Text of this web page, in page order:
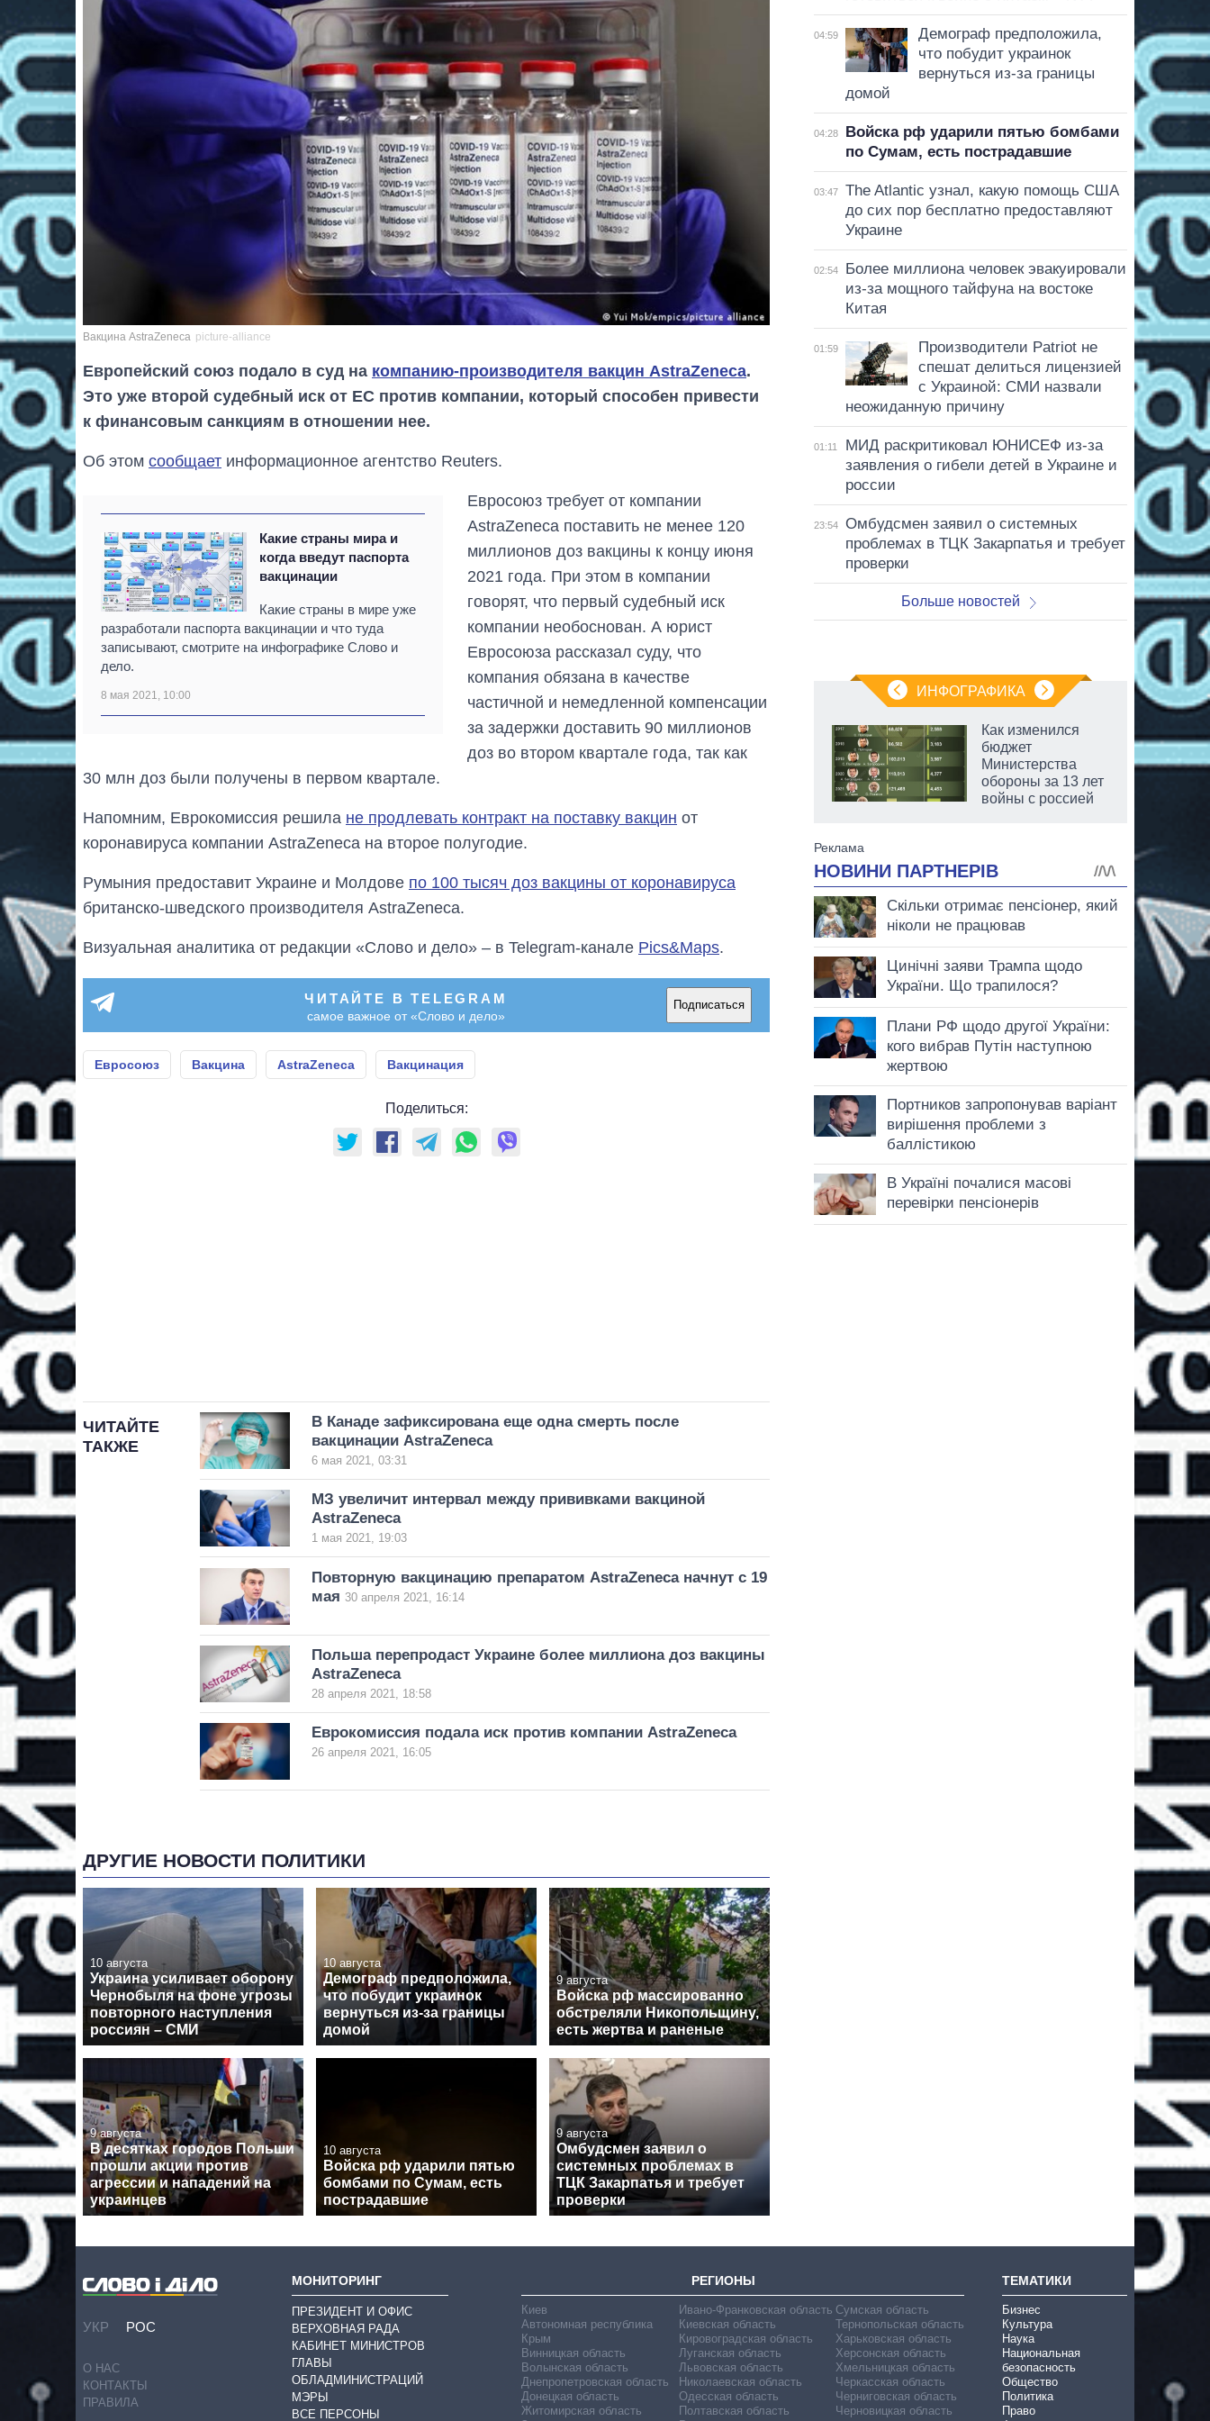
Вакцина AstraZeneca picture-alliance
Европейский союз подало в суд на компанию-производителя вакцин AstraZeneca.
Это уже второй судебный иск от ЕС против компании, который способен привести
к финансовым санкциям в отношении нее.
Об этом сообщает информационное агентство Reuters.
Какие страны мира и
когда введут паспорта
вакцинации
Какие страны в мире уже
разработали паспорта вакцинации и что туда
записывают, смотрите на инфографике Слово и
дело.
8 мая 2021, 10:00
Евросоюз требует от компании
AstraZeneca поставить не менее 120
миллионов доз вакцины к концу июня
2021 года. При этом в компании
говорят, что первый судебный иск
компании необоснован. А юрист
Евросоюза рассказал суду, что
компания обязана в качестве
частичной и немедленной компенсации
за задержки доставить 90 миллионов
доз во втором квартале года, так как
30 млн доз были получены в первом квартале.
Напомним, Еврокомиссия решила не продлевать контракт на поставку вакцин от
коронавируса компании AstraZeneca на второе полугодие.
Румыния предоставит Украине и Молдове по 100 тысяч доз вакцины от коронавируса
британско-шведского производителя AstraZeneca.
Визуальная аналитика от редакции «Слово и дело» – в Telegram-канале Pics&Maps.
ЧИТАЙТЕ В TELEGRAM
самое важное от «Слово и дело»
Подписаться
Евросоюз Вакцина AstraZeneca Вакцинация
Поделиться:
ЧИТАЙТЕ
ТАКЖЕ
В Канаде зафиксирована еще одна смерть после
вакцинации AstraZeneca
6 мая 2021, 03:31
МЗ увеличит интервал между прививками вакциной
AstraZeneca
1 мая 2021, 19:03
Повторную вакцинацию препаратом AstraZeneca начнут с 19
мая 30 апреля 2021, 16:14
Польша перепродаст Украине более миллиона доз вакцины
AstraZeneca
28 апреля 2021, 18:58
Еврокомиссия подала иск против компании AstraZeneca
26 апреля 2021, 16:05
ДРУГИЕ НОВОСТИ ПОЛИТИКИ
10 августа
Украина усиливает оборону
Чернобыля на фоне угрозы
повторного наступления
россиян – СМИ
10 августа
Демограф предположила,
что побудит украинок
вернуться из-за границы
домой
9 августа
Войска рф массированно
обстреляли Никопольщину,
есть жертва и раненые
9 августа
В десятках городов Польши
прошли акции против
агрессии и нападений на
украинцев
10 августа
Войска рф ударили пятью
бомбами по Сумам, есть
пострадавшие
9 августа
Омбудсмен заявил о
системных проблемах в
ТЦК Закарпатья и требует
проверки
04:59
Демограф предположила,
что побудит украинок
вернуться из-за границы
домой
04:28
Войска рф ударили пятью бомбами
по Сумам, есть пострадавшие
03:47
The Atlantic узнал, какую помощь США
до сих пор бесплатно предоставляют
Украине
02:54
Более миллиона человек эвакуировали
из-за мощного тайфуна на востоке
Китая
01:59
Производители Patriot не
спешат делиться лицензией
с Украиной: СМИ назвали
неожиданную причину
01:11
МИД раскритиковал ЮНИСЕФ из-за
заявления о гибели детей в Украине и
россии
23:54
Омбудсмен заявил о системных
проблемах в ТЦК Закарпатья и требует
проверки
Больше новостей
ИНФОГРАФИКА
Дефицит памяти:
как вырос спрос
на чипы за
на 2027-й
Как изменился
бюджет
Министерства
обороны за 13 лет
войны с россией
УКР РОС
О НАС
КОНТАКТЫ
ПРАВИЛА
МОНИТОРИНГ
ПРЕЗИДЕНТ И ОФИС
ВЕРХОВНАЯ РАДА
КАБИНЕТ МИНИСТРОВ
ГЛАВЫ
ОБЛАДМИНИСТРАЦИЙ
МЭРЫ
ВСЕ ПЕРСОНЫ
РЕГИОНЫ
Киев
Автономная республика
Крым
Винницкая область
Волынская область
Днепропетровская область
Донецкая область
Житомирская область
Ивано-Франковская область
Киевская область
Кировоградская область
Луганская область
Львовская область
Николаевская область
Одесская область
Полтавская область
Сумская область
Тернопольская область
Харьковская область
Херсонская область
Хмельницкая область
Черкасская область
Черниговская область
Черновицкая область
ТЕМАТИКИ
Бизнес
Культура
Наука
Национальная
безопасность
Общество
Политика
Право